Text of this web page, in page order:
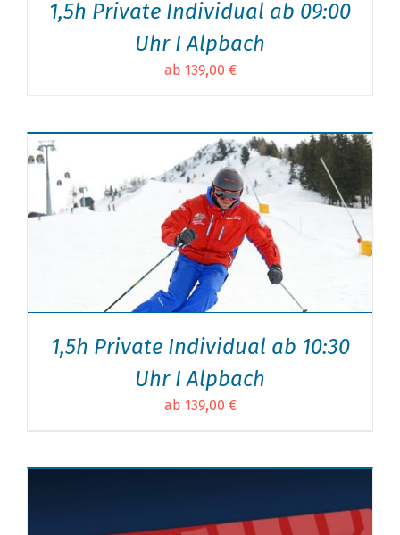
1,5h Private Individual ab 09:00
Uhr I Alpbach
ab 139,00 €
1,5h Private Individual ab 10:30
Uhr I Alpbach
ab 139,00 €